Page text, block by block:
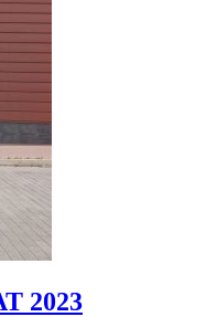
2023